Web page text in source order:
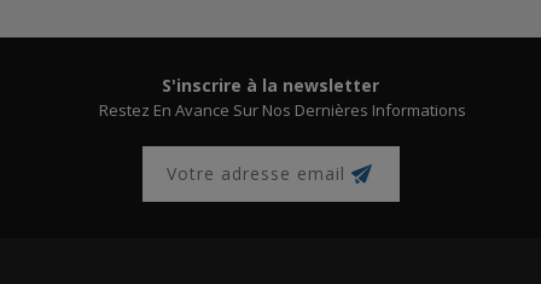
S'inscrire à la newsletter
Restez En Avance Sur Nos Dernières Informations